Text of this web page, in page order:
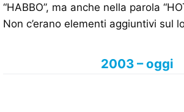
“HABBO”, ma anche nella parola
Non c’erano elementi aggiuntivi sul
2003 – oggi